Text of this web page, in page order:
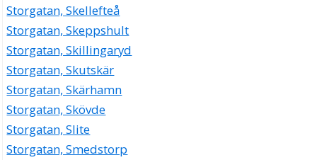
Storgatan, Skellefteå
Storgatan, Skeppshult
Storgatan, Skillingaryd
Storgatan, Skutskär
Storgatan, Skärhamn
Storgatan, Skövde
Storgatan, Slite
Storgatan, Smedstorp